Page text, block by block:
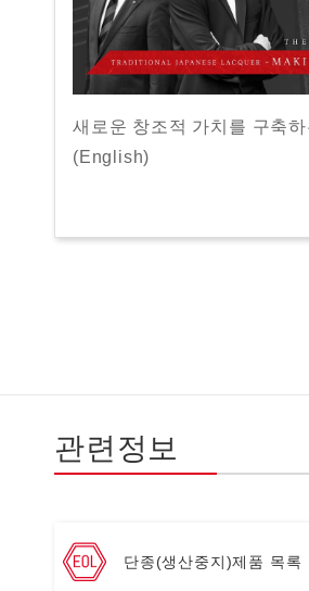
새로운 창조적 가치를 구축
(English)
관련정보
단종(생산중지)제품 목록